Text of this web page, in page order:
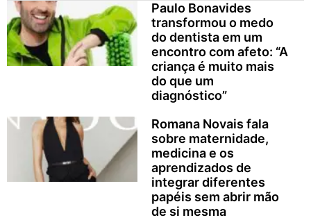
Paulo Bonavides
transformou o medo
do dentista em um
encontro com afeto: “A
criança é muito mais
do que um
diagnóstico”
Romana Novais fala
sobre maternidade,
medicina e os
aprendizados de
integrar diferentes
papéis sem abrir mão
de si mesma